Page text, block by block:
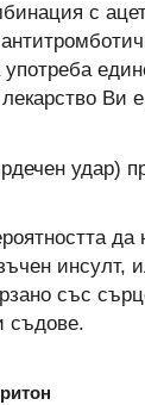
с
употреба
Ви
удар)
да
инсулт,
със
съдове.